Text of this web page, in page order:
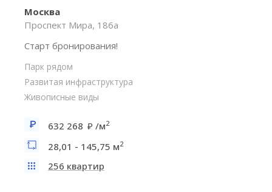
Москва
Проспект Мира, 186а
Старт бронирования!
Парк рядом
Развитая инфраструктура
Живописные виды
632 268 /м2
28,01 - 145,75 м2
256 квартир